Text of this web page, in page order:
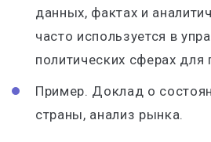
данных, фактах и
часто используется в
политических сферах для
Пример. Доклад о
страны, анализ рынка.